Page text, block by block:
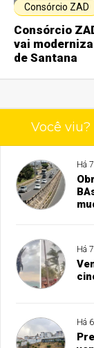
Consórcio ZAD
Consórcio
vai
de Santana
Você viu?
Há
Há
Há